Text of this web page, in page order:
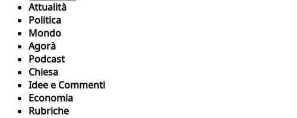
Attualità
Politica
Mondo
Agorà
Podcast
Chiesa
Idee e Commenti
Economia
Rubriche